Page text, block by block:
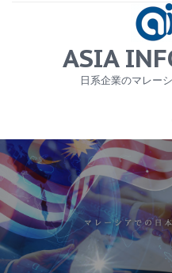
MENU
ニュース
労務サービス
プライバシーポリシー及び
お問合せ
ASIA
日系企業のマレー